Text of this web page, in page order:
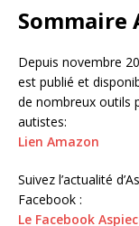
Sommaire
Depuis novembre
est publié et
de nombreux outils
autistes:
Lien Amazon
Suivez l’actualité
Facebook :
Le Facebook